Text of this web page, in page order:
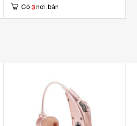
Có 3 nơi bán